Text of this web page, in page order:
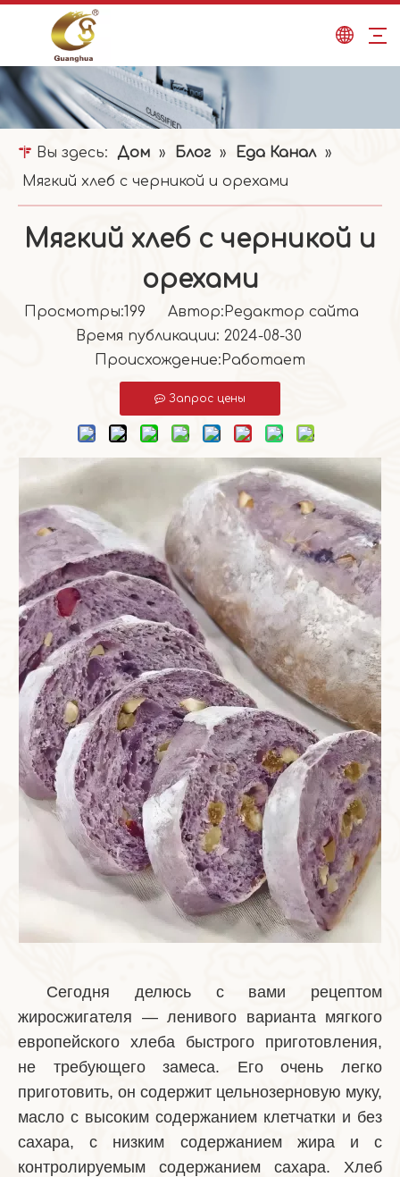
Вы здесь: Дом » Блог » Еда Канал »
Мягкий хлеб с черникой и орехами
Мягкий хлеб с черникой и
орехами
Просмотры:199 Автор:Pедактор сайта
Время публикации: 2024-08-30
Происхождение:Работает
Запрос цены
Сегодня делюсь с вами рецептом
жиросжигателя — ленивого варианта мягкого
европейского хлеба быстрого приготовления,
не требующего замеса. Его очень легко
приготовить, он содержит цельнозерновую муку,
масло с высоким содержанием клетчатки и без
сахара, с низким содержанием жира и с
контролируемым содержанием сахара. Хлеб